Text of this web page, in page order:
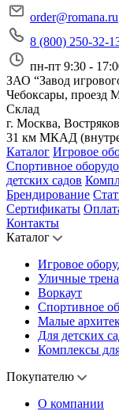
order@romana.ru
8 (800) 250-32-
пн-пт 9:30 -
ЗАО “Завод
Чебоксары, проезд
Склад
г. Москва,
31 км МКАД
Каталог Игровое
Спортивное
детских садов
Брендирование
Сертификаты
Контакты
Каталог
Игровое
Уличные
Воркаут
Спортивное
Малые
Для детских
Комплексы
Покупателю
О компании